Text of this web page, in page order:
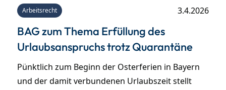
Arbeitsrecht 3.4.2026
BAG zum Thema Erfüllung des
Urlaubsanspruchs trotz Quarantäne
Pünktlich zum Beginn der Osterferien in Bayern
und der damit verbundenen Urlaubszeit stellt